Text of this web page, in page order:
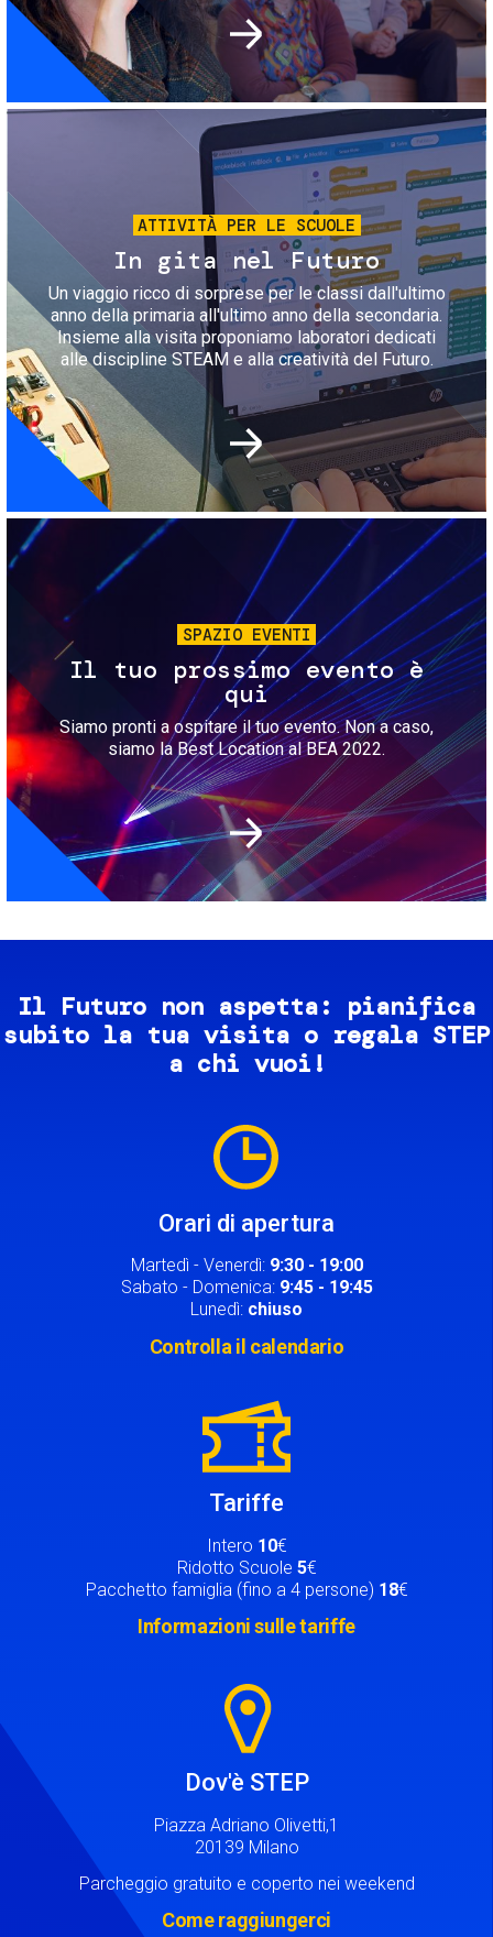
Immagine
ATTIVITÀ PER LE SCUOLE
In gita nel Futuro
Un viaggio ricco di sorprese per le classi dall'ultimo
anno della primaria all'ultimo anno della secondaria.
Insieme alla visita proponiamo laboratori dedicati
alle discipline STEAM e alla creatività del Futuro.
Immagine
SPAZIO EVENTI
Il tuo prossimo evento è
qui
Siamo pronti a ospitare il tuo evento. Non a caso,
siamo la Best Location al BEA 2022.
Il Futuro non aspetta: pianifica
subito la tua visita o regala STEP
a chi vuoi!
Orari di apertura
Martedì - Venerdì: 9:30 - 19:00
Sabato - Domenica: 9:45 - 19:45
Lunedì: chiuso
Controlla il calendario
Tariffe
Intero 10€
Ridotto Scuole 5€
Pacchetto famiglia (fino a 4 persone) 18€
Informazioni sulle tariffe
Dov'è STEP
Piazza Adriano Olivetti,1
20139 Milano
Parcheggio gratuito e coperto nei weekend
Come raggiungerci